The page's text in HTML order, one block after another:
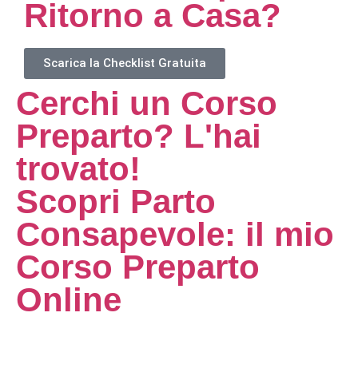
Ritorno a Casa?
Scarica la Checklist Gratuita
Cerchi un Corso
Preparto? L'hai
trovato!
Scopri Parto
Consapevole: il mio
Corso Preparto
Online